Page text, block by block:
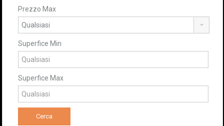
Prezzo Max
Superfice Min
Superfice Max